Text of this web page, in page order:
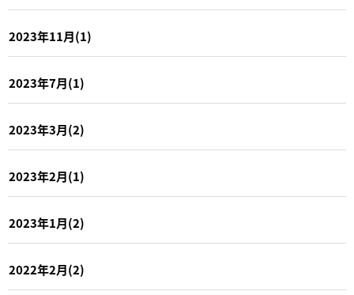
2023年11月(1)
2023年7月(1)
2023年3月(2)
2023年2月(1)
2023年1月(2)
2022年2月(2)